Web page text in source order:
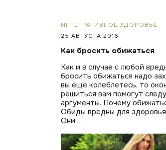
ИНТЕГРАТИВНОЕ ЗДОРОВЬЕ
25 АВГУСТА 2016
Как бросить обижаться
Как и в случае с любой
бросить обижаться надо
вы ещё колеблетесь, то
решиться вам помогут
аргументы. Почему
Обиды вредны для
Они …